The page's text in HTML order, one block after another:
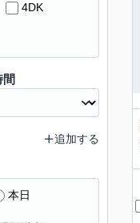
4DK
追加する
本日